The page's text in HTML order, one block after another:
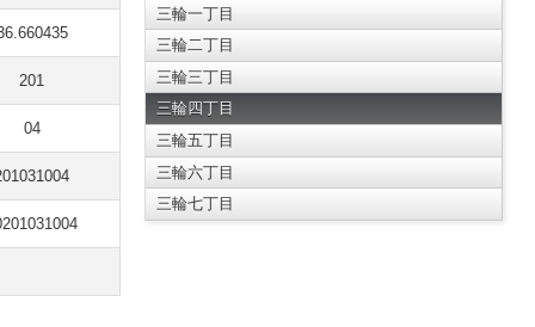
201
04
三輪一丁目
三輪二丁目
三輪三丁目
三輪四丁目
三輪五丁目
三輪六丁目
三輪七丁目